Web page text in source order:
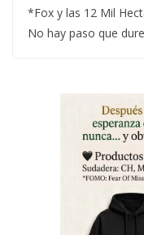
*Fox y las 12 Mil
No hay paso que